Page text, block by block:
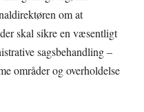
om at
skal sikre en væsentligt
sagsbehandling –
områder og overholdelse